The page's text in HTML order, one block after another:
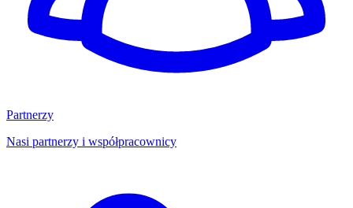
Partnerzy
Nasi partnerzy i współpracownicy